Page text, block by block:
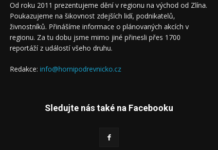
Od roku 2011 prezentujeme dění v regionu na východ od Zlína.
Poukazujeme na šikovnost zdejších lidí, podnikatelů,
živnostníků. Přinášíme informace o plánovaných akcích v
regionu. Za tu dobu jsme mimo jiné přinesli přes 1700
reportáží z událostí všeho druhu.
Redakce: info@hornipodrevnicko.cz
Sledujte nás také na Facebooku